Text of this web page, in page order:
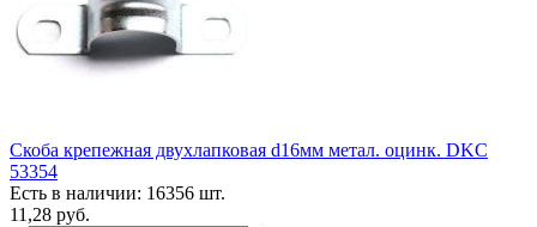
Скоба крепежная двухлапковая d16мм метал. оцинк. DKC
53354
Есть в наличии: 16356 шт.
11,28 руб.